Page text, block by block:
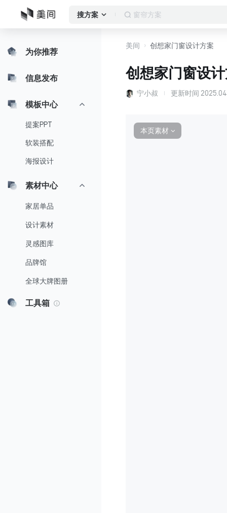
搜方案 客厅
为你推荐
信息发布
模板中心
提案PPT
软装搭配
海报设计
素材中心
家居单品
设计素材
灵感图库
品牌馆
全球大牌图册
工具箱
美间 创想家门窗设计方案
创想家门窗设
宁小叔 更新时间
本页素材 ∨